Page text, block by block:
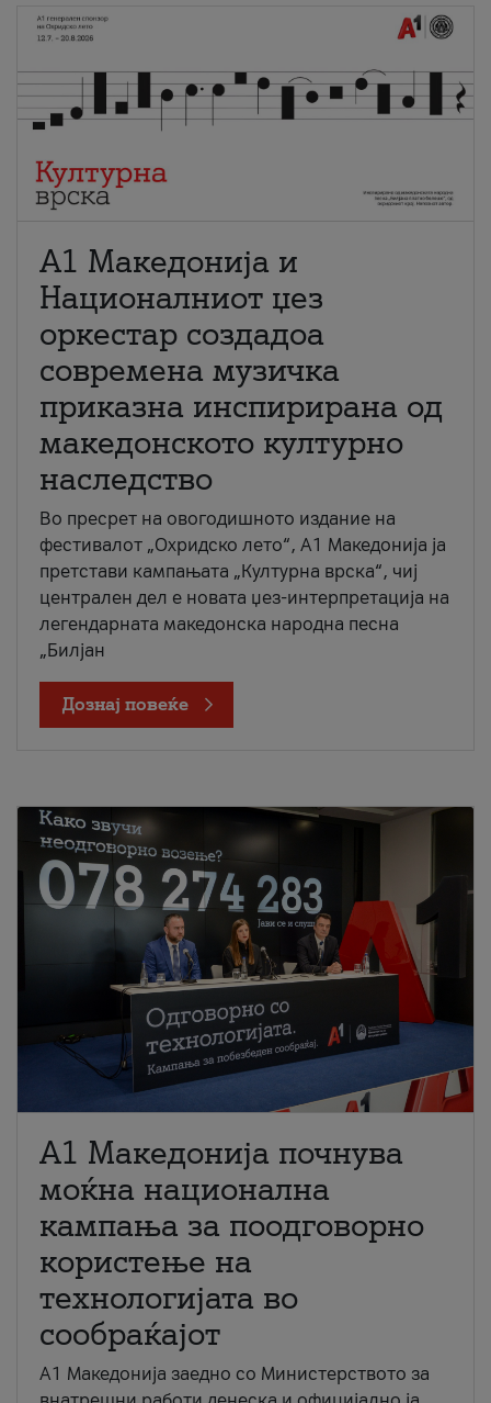
А1 Македонија и
Националниот џез
оркестар создадоа
современа музичка
приказна инспирирана од
македонското културно
наследство
Во пресрет на овогодишното издание на
фестивалот „Охридско лето“, А1 Македонија ја
претстави кампањата „Културна врска“, чиј
централен дел е новата џез-интерпретација на
легендарната македонска народна песна
„Билјан
Дознај повеќе
A1 Македонија почнува
моќна национална
кампања за поодговорно
користење на
технологијата во
сообраќајот
A1 Македонија заедно со Министерството за